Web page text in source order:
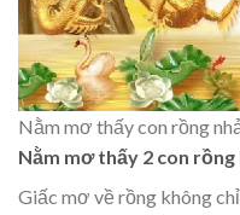
Nằm mơ thấy con rồng
Nằm mơ thấy 2 con
Giấc mơ về rồng không